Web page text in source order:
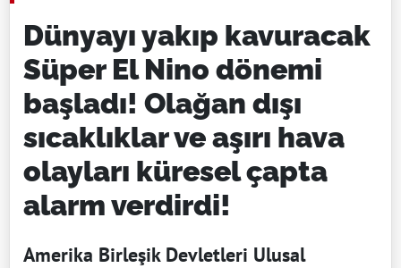
Dünyayı yakıp kavuracak
Süper El Nino dönemi
başladı! Olağan dışı
sıcaklıklar ve aşırı hava
olayları küresel çapta
alarm verdirdi!
Amerika Birleşik Devletleri Ulusal